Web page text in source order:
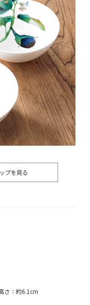
プを見る
さ：約6.1cm